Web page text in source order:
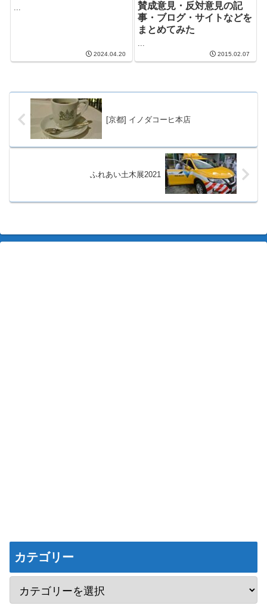
...
2024.04.20
賛成意見・反対意見の記
事・ブログ・サイトなどを
まとめてみた
...
2015.02.07
[京都] イノダコーヒ本店
ふれあい土木展2021
カテゴリー